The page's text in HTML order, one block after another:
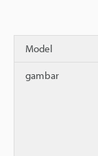
Model
gambar